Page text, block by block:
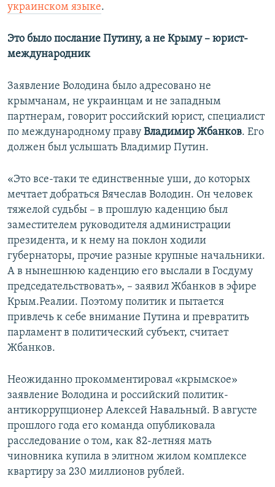
украинском языке.
Это было послание Путину, а не Крыму – юрист-
международник
Заявление Володина было адресовано не
крымчанам, не украинцам и не западным
партнерам, говорит российский юрист, специалист
по международному праву Владимир Жбанков. Его
должен был услышать Владимир Путин.
«Это все-таки те единственные уши, до которых
мечтает добраться Вячеслав Володин. Он человек
тяжелой судьбы – в прошлую каденцию был
заместителем руководителя администрации
президента, и к нему на поклон ходили
губернаторы, прочие разные крупные начальники.
А в нынешнюю каденцию его выслали в Госдуму
председательствовать», – заявил Жбанков в эфире
Крым.Реалии. Поэтому политик и пытается
привлечь к себе внимание Путина и превратить
парламент в политический субъект, считает
Жбанков.
Неожиданно прокомментировал «крымское»
заявление Володина и российский политик-
антикоррупционер Алексей Навальный. В августе
прошлого года его команда опубликовала
расследование о том, как 82-летняя мать
чиновника купила в элитном жилом комплексе
квартиру за 230 миллионов рублей.